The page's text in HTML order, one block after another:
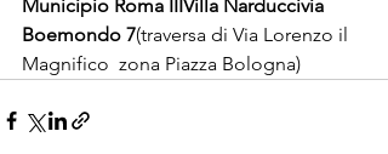
Municipio Roma IIIVilla Narduccivia
Boemondo 7(traversa di Via Lorenzo il
Magnifico  zona Piazza Bologna)